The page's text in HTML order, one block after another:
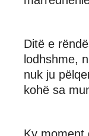
Ditë e
lodhshme,
nuk ju
kohë sa